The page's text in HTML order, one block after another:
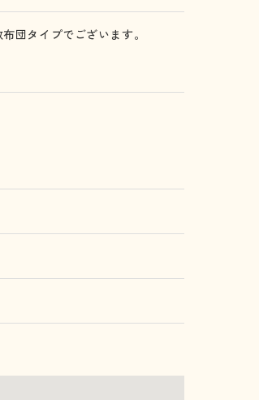
団タイプでございます。